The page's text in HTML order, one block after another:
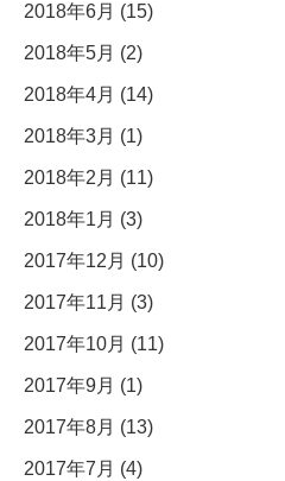
2018年6月 (15)
2018年5月 (2)
2018年4月 (14)
2018年3月 (1)
2018年2月 (11)
2018年1月 (3)
2017年12月 (10)
2017年11月 (3)
2017年10月 (11)
2017年9月 (1)
2017年8月 (13)
2017年7月 (4)